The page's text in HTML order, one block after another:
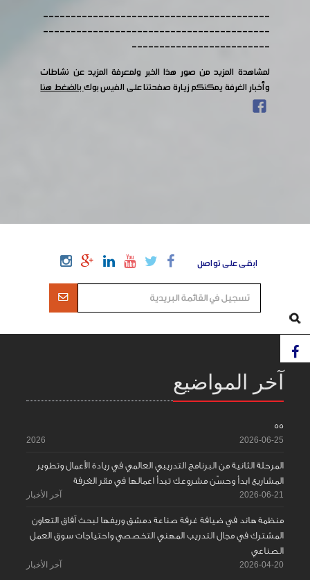
-----------------------------------------
-----------------------------------------
-------------------------
لمشاهدة المزيد من صور هذا الخبر ولمعرفة المزيد عن نشاطات
وأخبار الغرفة يمكنكم زيارة صفحتنا على الفيس بوكبالضغط هنا
ابقى على تواصل
آخر المواضيع
55
2026-06-25
2026
المرحلة الثانية من البرنامج التدريبي العالمي في ريادة الأعمال وتطوير
المشاريع ابدأ وحسّن مشروعك تبدأ اعمالها في مقر الغرفة
2026-06-21 آخر الأخبار
منظمة هاند في ضيافة غرفة صناعة دمشق وريفها لبحث آفاق التعاون
المشترك في مجال التدريب المهني التخصصي واحتياجات سوق العمل
الصناعي
2026-04-20 آخر الأخبار